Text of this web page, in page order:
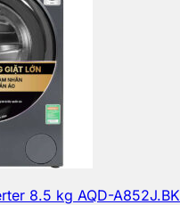
8.5 kg AQD-A852J.BK